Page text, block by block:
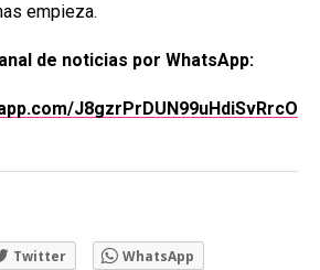
empieza.
de noticias por WhatsApp:
J8gzrPrDUN99uHdiSvRrcO
Twitter WhatsApp